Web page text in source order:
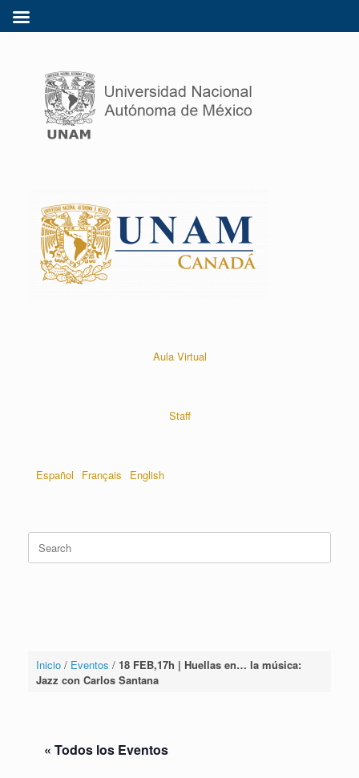
Aula Virtual
Staff
Español Français English
Inicio/ Eventos / 18 FEB,17h | Huellas en… la música:
Jazz con Carlos Santana
« Todos los Eventos